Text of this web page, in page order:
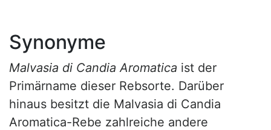
Synonyme
Malvasia di Candia Aromatica ist der
Primärname dieser Rebsorte. Darüber
hinaus besitzt die Malvasia di Candia
Aromatica-Rebe zahlreiche andere